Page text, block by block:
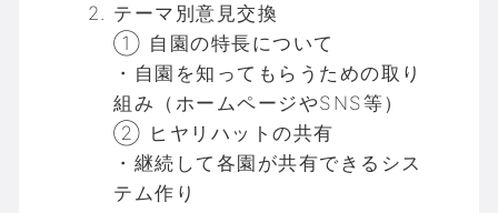
テーマ別意見交換
① 自園の特長について
・自園を知ってもらうための取り
組み（ホームページやSNS等）
② ヒヤリハットの共有
・継続して各園が共有できるシス
テム作り